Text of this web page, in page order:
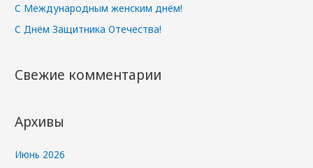
С Международным женским днём!
С Днём Защитника Отечества!
Свежие комментарии
Архивы
Июнь 2026